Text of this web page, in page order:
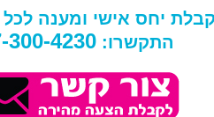
יחס אישי ומענה
התקשרו: 300-4230